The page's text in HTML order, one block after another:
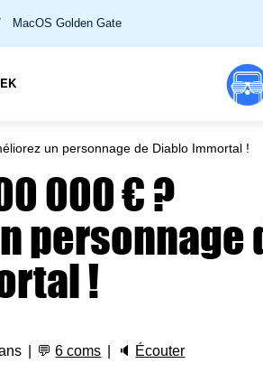
MacOS Golden Gate
un personnage de Diablo Immortal !
000 € ?
personnage
!
💬6 coms 🔈 Écouter